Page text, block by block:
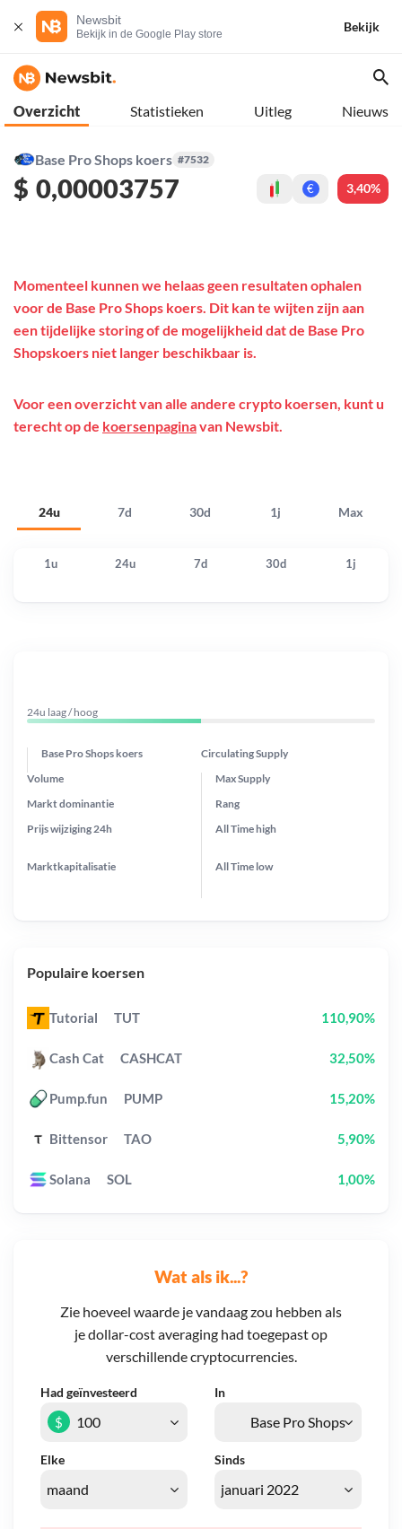
Newsbit
Bekijk in de Google Play store
Bekijk
Overzicht Statistieken Uitleg Nieuws
Base Pro Shops koers #7532
$ 0,00003757 € 3,40%
24u 7d 30d 1j Max
Momenteel kunnen we helaas geen resultaten ophalen
voor de Base Pro Shops koers. Dit kan te wijten zijn aan
een tijdelijke storing of de mogelijkheid dat de Base Pro
Shopskoers niet langer beschikbaar is.
Voor een overzicht van alle andere crypto koersen, kunt u
terecht op de koersenpaginavan Newsbit.
1u 24u 7d 30d 1j
Wat als ik...?
Zie hoeveel waarde je vandaag zou hebben als
je dollar-cost averaging had toegepast op
verschillende cryptocurrencies.
Had geïnvesteerd In
Elke Sinds
$
24u laag / hoog
Base Pro Shops koers Circulating Supply
Prijs wijziging 24h
Max Supply
Markt dominantie
Marktkapitalisatie
Volume
Rang
All Timehigh
All Time low
Populaire koersen
Tutorial TUT 110,90%
Cash Cat CASHCAT 32,50%
Pump.fun PUMP 15,20%
Bittensor TAO 5,90%
Solana SOL 1,00%